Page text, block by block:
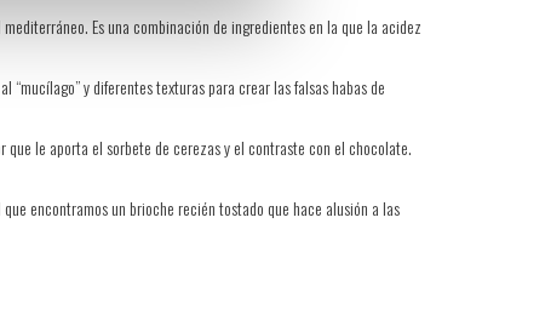
Es una combinación de ingredientes en la que la acidez
y diferentes texturas para crear las falsas habas de
le aporta el sorbete de cerezas y el contraste con el chocolate.
encontramos un brioche recién tostado que hace alusión a las